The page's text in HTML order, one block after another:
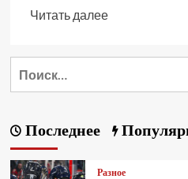
Читать далее
Последнее
Разное